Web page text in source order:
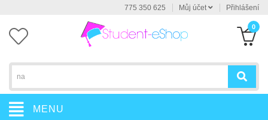
775 350 625 Můj účet Přihlášení
0
MENU